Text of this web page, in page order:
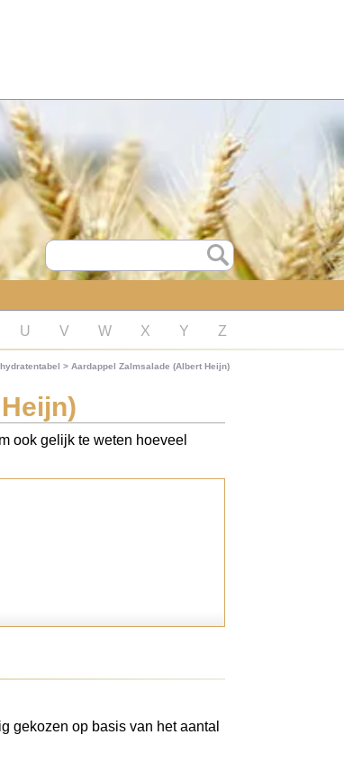
U V W X Y Z
> Aardappel Zalmsalade (Albert Heijn)
ook gelijk te weten hoeveel
gekozen op basis van het aantal